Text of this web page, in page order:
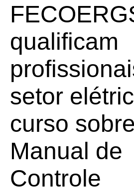
qualificam
setor
curso
Manual de
Controle